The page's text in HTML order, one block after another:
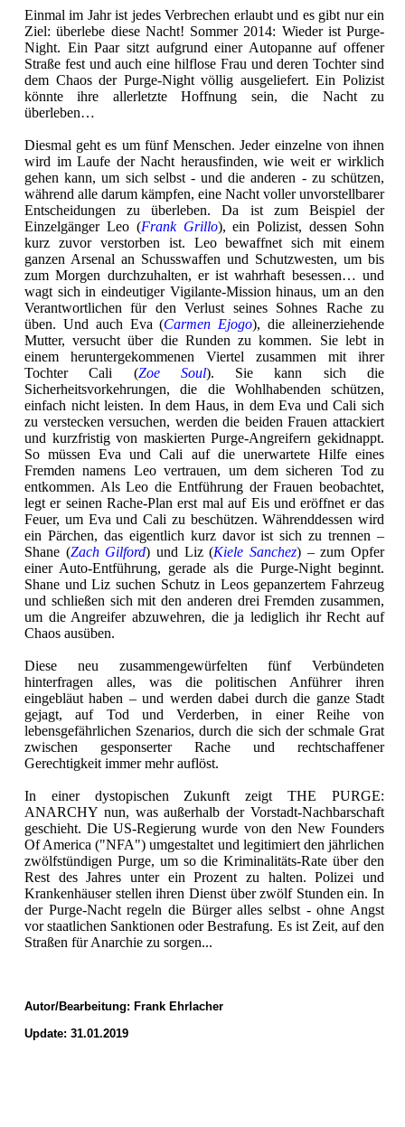
Einmal im Jahr ist jedes Verbrechen erlaubt und es gibt nur ein
Ziel: überlebe diese Nacht! Sommer 2014: Wieder ist Purge-
Night. Ein Paar sitzt aufgrund einer Autopanne auf offener
Straße fest und auch eine hilflose Frau und deren Tochter sind
dem Chaos der Purge-Night völlig ausgeliefert. Ein Polizist
könnte ihre allerletzte Hoffnung sein, die Nacht zu
überleben…
Diesmal geht es um fünf Menschen. Jeder einzelne von ihnen
wird im Laufe der Nacht herausfinden, wie weit er wirklich
gehen kann, um sich selbst - und die anderen - zu schützen,
während alle darum kämpfen, eine Nacht voller unvorstellbarer
Entscheidungen zu überleben. Da ist zum Beispiel der
Einzelgänger Leo (Frank Grillo), ein Polizist, dessen Sohn
kurz zuvor verstorben ist. Leo bewaffnet sich mit einem
ganzen Arsenal an Schusswaffen und Schutzwesten, um bis
zum Morgen durchzuhalten, er ist wahrhaft besessen… und
wagt sich in eindeutiger Vigilante-Mission hinaus, um an den
Verantwortlichen für den Verlust seines Sohnes Rache zu
üben. Und auch Eva (Carmen Ejogo), die alleinerziehende
Mutter, versucht über die Runden zu kommen. Sie lebt in
einem heruntergekommenen Viertel zusammen mit ihrer
Tochter Cali (Zoe Soul). Sie kann sich die
Sicherheitsvorkehrungen, die die Wohlhabenden schützen,
einfach nicht leisten. In dem Haus, in dem Eva und Cali sich
zu verstecken versuchen, werden die beiden Frauen attackiert
und kurzfristig von maskierten Purge-Angreifern gekidnappt.
So müssen Eva und Cali auf die unerwartete Hilfe eines
Fremden namens Leo vertrauen, um dem sicheren Tod zu
entkommen. Als Leo die Entführung der Frauen beobachtet,
legt er seinen Rache-Plan erst mal auf Eis und eröffnet er das
Feuer, um Eva und Cali zu beschützen. Währenddessen wird
ein Pärchen, das eigentlich kurz davor ist sich zu trennen –
Shane (Zach Gilford) und Liz (Kiele Sanchez) – zum Opfer
einer Auto-Entführung, gerade als die Purge-Night beginnt.
Shane und Liz suchen Schutz in Leos gepanzertem Fahrzeug
und schließen sich mit den anderen drei Fremden zusammen,
um die Angreifer abzuwehren, die ja lediglich ihr Recht auf
Chaos ausüben.
Diese neu zusammengewürfelten fünf Verbündeten
hinterfragen alles, was die politischen Anführer ihren
eingebläut haben – und werden dabei durch die ganze Stadt
gejagt, auf Tod und Verderben, in einer Reihe von
lebensgefährlichen Szenarios, durch die sich der schmale Grat
zwischen gesponserter Rache und rechtschaffener
Gerechtigkeit immer mehr auflöst.
In einer dystopischen Zukunft zeigt THE PURGE:
ANARCHY nun, was außerhalb der Vorstadt-Nachbarschaft
geschieht. Die US-Regierung wurde von den New Founders
Of America ("NFA") umgestaltet und legitimiert den jährlichen
zwölfstündigen Purge, um so die Kriminalitäts-Rate über den
Rest des Jahres unter ein Prozent zu halten. Polizei und
Krankenhäuser stellen ihren Dienst über zwölf Stunden ein. In
der Purge-Nacht regeln die Bürger alles selbst - ohne Angst
vor staatlichen Sanktionen oder Bestrafung. Es ist Zeit, auf den
Straßen für Anarchie zu sorgen...
Autor/Bearbeitung: Frank Ehrlacher
Update: 31.01.2019